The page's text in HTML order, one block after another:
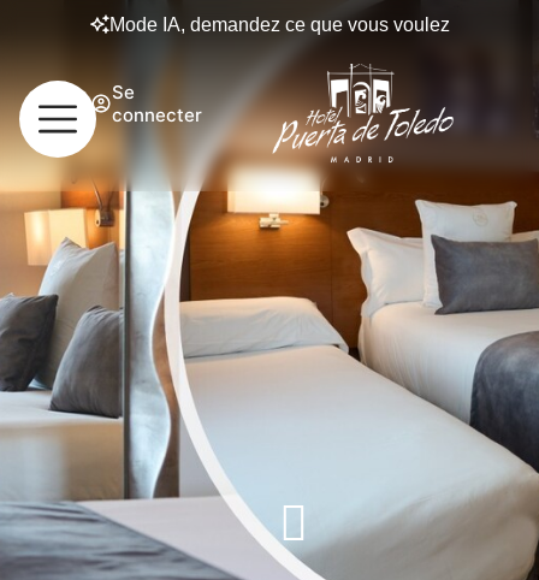
Mode IA, demandez ce que vous voulez
Se
connecter